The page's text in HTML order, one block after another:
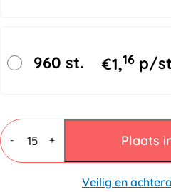
960 st. €1,16 p/
-
Vouwdozen
7
mm
BC
+ Plaats
Veilig en